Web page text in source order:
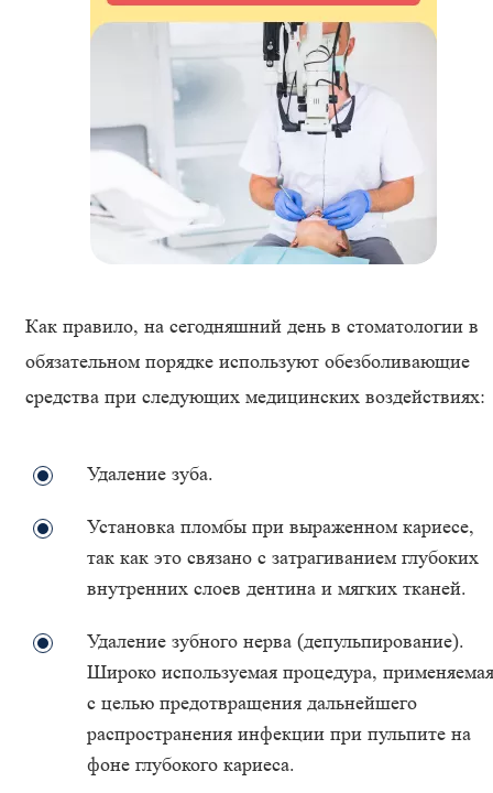
Как правило, на сегодняшний день в стоматологии в
обязательном порядке используют обезболивающие
средства при следующих медицинских воздействиях:
Удаление зуба.
Установка пломбы при выраженном кариесе,
так как это связано с затрагиванием глубоких
внутренних слоев дентина и мягких тканей.
Удаление зубного нерва (депульпирование).
Широко используемая процедура, применяемая
с целью предотвращения дальнейшего
распространения инфекции при пульпите на
фоне глубокого кариеса.